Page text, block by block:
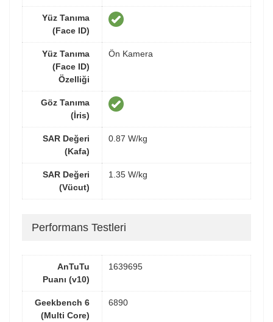
Yüz Tanıma
(Face ID)
Yüz Tanıma
(Face ID)
Özelliği
Ön Kamera
Göz Tanıma
(İris)
SAR Değeri
(Kafa)
0.87 W/kg
SAR Değeri
(Vücut)
1.35 W/kg
Performans Testleri
AnTuTu
Puanı (v10)
1639695
Geekbench 6
(Multi Core)
6890